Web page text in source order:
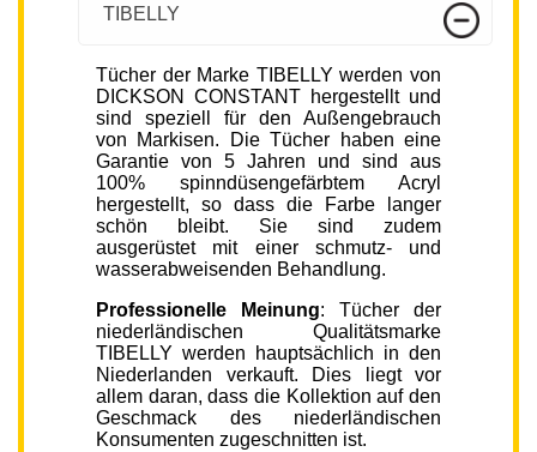
TIBELLY
Tücher der Marke TIBELLY werden von
DICKSON CONSTANT hergestellt und
sind speziell für den Außengebrauch
von Markisen. Die Tücher haben eine
Garantie von 5 Jahren und sind aus
100% spinndüsengefärbtem Acryl
hergestellt, so dass die Farbe langer
schön bleibt. Sie sind zudem
ausgerüstet mit einer schmutz- und
wasserabweisenden Behandlung.
Professionelle Meinung: Tücher der
niederländischen Qualitätsmarke
TIBELLY werden hauptsächlich in den
Niederlanden verkauft. Dies liegt vor
allem daran, dass die Kollektion auf den
Geschmack des niederländischen
Konsumenten zugeschnitten ist.